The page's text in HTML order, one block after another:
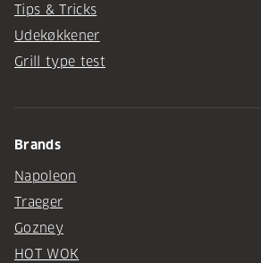
Tips & Tricks
Udekøkkener
Grill type test
Brands
Napoleon
Traeger
Gozney
HOT WOK